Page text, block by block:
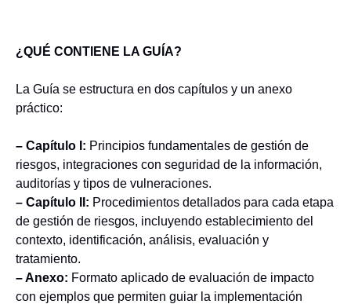
¿QUÉ CONTIENE LA GUÍA?
La Guía se estructura en dos capítulos y un anexo
práctico:
– Capítulo I: Principios fundamentales de gestión de
riesgos, integraciones con seguridad de la información,
auditorías y tipos de vulneraciones.
– Capítulo II: Procedimientos detallados para cada etapa
de gestión de riesgos, incluyendo establecimiento del
contexto, identificación, análisis, evaluación y
tratamiento.
– Anexo: Formato aplicado de evaluación de impacto
con ejemplos que permiten guiar la implementación